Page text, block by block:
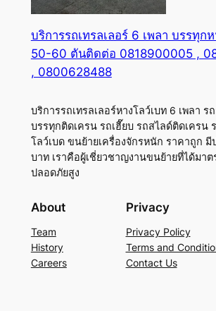
บริการรถเทรลเลอร์ 6 เพลา บรรทุก
50-60 ตันติดต่อ 0818900005 ,
, 0800628488
บริการรถเทรลเลอร์หางโลว์เบท 6 เพลา ร
บรรทุกติดเครน รถเฮี๊ยบ รถสไลด์ติดเครน
โลว์เบด ขนย้ายเครื่องจักรหนัก ราคาถูก
บาท เราคือผู้เชี่ยวชาญงานขนย้ายที่ได้มา
ปลอดภัยสูง
About
Team
History
Careers
Privacy
Privacy Policy
Terms and
Contact Us